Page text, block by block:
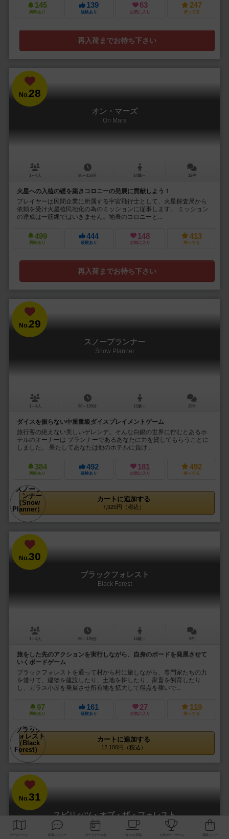
145
興味あり
139
経験あり
63
お気に入り
247
持ってる
再入荷までお待ち下さい
No.28
オン・マーズ
On Mars
1～4人 90～150分 14歳～ 12件
火星への入植の礎を築きコロニーの発展に貢献しよう！
プレイヤーは民間企業に所属する宇宙飛行士として、火星探査局から
依頼を受け火星植民地化の為のミッションに従事します。 ミッション
の達成は一筋縄ではいきません。地表のコロニーと...
499
興味あり
444
経験あり
148
お気に入り
413
持ってる
再入荷までお待ち下さい
No.29
スノープランナー
Snow Planner
1～4人 60～120分 12歳～ 20件
ダイスを振らない中重量級ダイスプレイメントゲーム
旅行客の絶えない美しいゲレンデ。そんな白銀の世界に佇むとあるホ
テルのオーナーは プランナーであるあなたに力を貸してもらうことに
しました。 果たしてあなたは他のホテルに負け...
384
興味あり
492
経験あり
181
お気に入り
492
持ってる
カートに追加する
7,920円（税込）
No.30
ブラックフォレスト
Black Forest
1～4人 60～120分 14歳～ 8件
旅をした先のアクションを実行しながら、自身のボードを発展させて
いくボードゲーム
ブラックフォレストを通って村から村に旅しながら、専門家たちの力
を借りて、建物を建設したり、土地を耕したり、家畜を飼育したり
し、ガラス小屋を発展させ所有地を拡大して得点を稼いで...
97
興味あり
161
経験あり
27
お気に入り
119
持ってる
カートに追加する
12,100円（税込）
No.31
スピリッツ・オブ・ザ・フォレスト
Spirits of the Forest